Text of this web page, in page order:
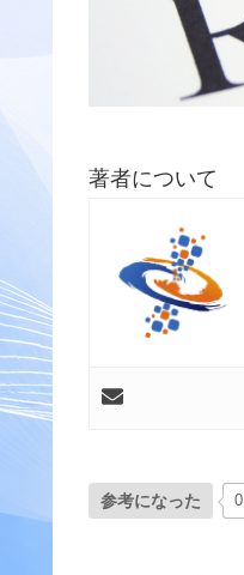
著者について
参考になった 0